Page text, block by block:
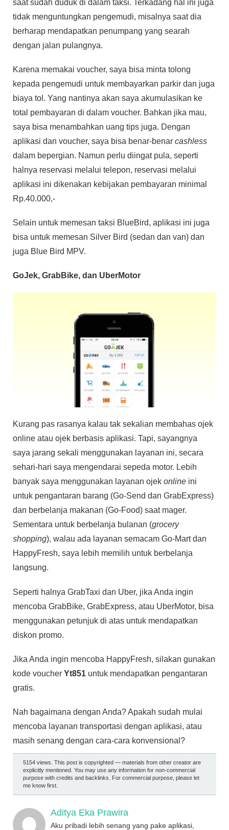
saat sudah duduk di dalam taksi. Terkadang hal ini juga
tidak menguntungkan pengemudi, misalnya saat dia
berharap mendapatkan penumpang yang searah
dengan jalan pulangnya.
Karena memakai voucher, saya bisa minta tolong
kepada pengemudi untuk membayarkan parkir dan juga
biaya tol. Yang nantinya akan saya akumulasikan ke
total pembayaran di dalam voucher. Bahkan jika mau,
saya bisa menambahkan uang tips juga. Dengan
aplikasi dan voucher, saya bisa benar-benar cashless
dalam bepergian. Namun perlu diingat pula, seperti
halnya reservasi melalui telepon, reservasi melalui
aplikasi ini dikenakan kebijakan pembayaran minimal
Rp.40.000,-
Selain untuk memesan taksi BlueBird, aplikasi ini juga
bisa untuk memesan Silver Bird (sedan dan van) dan
juga Blue Bird MPV.
GoJek, GrabBike, dan UberMotor
Kurang pas rasanya kalau tak sekalian membahas ojek
online atau ojek berbasis aplikasi. Tapi, sayangnya
saya jarang sekali menggunakan layanan ini, secara
sehari-hari saya mengendarai sepeda motor. Lebih
banyak saya menggunakan layanan ojek online ini
untuk pengantaran barang (Go-Send dan GrabExpress)
dan berbelanja makanan (Go-Food) saat mager.
Sementara untuk berbelanja bulanan (grocery
shopping), walau ada layanan semacam Go-Mart dan
HappyFresh, saya lebih memilih untuk berbelanja
langsung.
Seperti halnya GrabTaxi dan Uber, jika Anda ingin
mencoba GrabBike, GrabExpress, atau UberMotor, bisa
menggunakan petunjuk di atas untuk mendapatkan
diskon promo.
Jika Anda ingin mencoba HappyFresh, silakan gunakan
kode voucher Yt851 untuk mendapatkan pengantaran
gratis.
Nah bagaimana dengan Anda? Apakah sudah mulai
mencoba layanan transportasi dengan aplikasi, atau
masih senang dengan cara-cara konvensional?
5154 views. This post is copyrighted — materials from other creator are
explicitly mentioned. You may use any information for non-commercial
purpose with credits and backlinks. For commercial purpose, please let
me know first.
Aditya Eka Prawira
Aku pribadi lebih senang yang pake aplikasi,